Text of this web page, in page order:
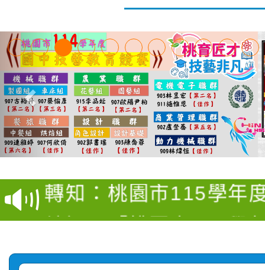
【甄選結果(第4招)】
學年度第1學期第9次代
結果(第4招)
【甄選結果(第12招)】
學年度第1學期第7次代
結果(第12招)
轉知：桃園市115學年
賽及師生本土語及新住
賽實施要點
轉知：「桃園市115學
比賽實施要點」
轉知：「115年金融知